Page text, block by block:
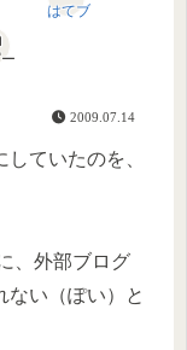
はてブ
2009.07.14
ていたのを、
、外部ブログ
ない（ぽい）と